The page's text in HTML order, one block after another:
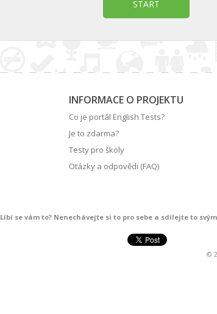
START
INFORMACE O PROJEKTU
Co je portál English Tests?
Je to zdarma?
Testy pro školy
Otázky a odpovědi (FAQ)
Líbí se vám to? Nenechávejte si to pro sebe a sdílejte to
©